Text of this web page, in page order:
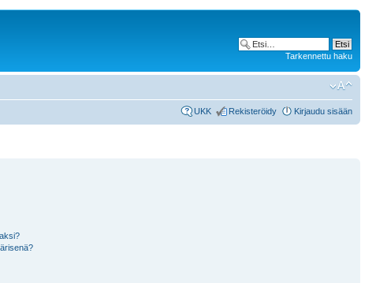
Tarkennettu haku
UKK Rekisteröidy Kirjaudu sisään